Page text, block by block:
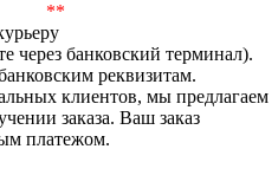
**
через банковский терминал).
реквизитам.
клиентов, мы предлагаем
заказа. Ваш заказ
платежом.